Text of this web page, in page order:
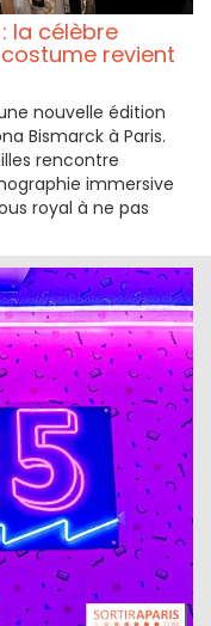
la célèbre
revient
nouvelle édition
Bismarck à Paris.
rencontre
immersive
royal à ne pas